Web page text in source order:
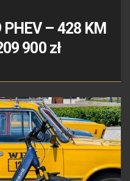
– 428 KM
900 zł